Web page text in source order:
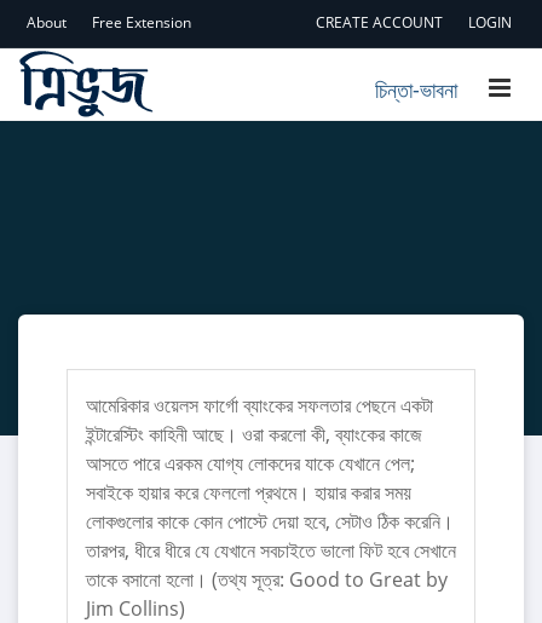
CREATE ACCOUNT LOGIN
About Free Extension
চিন্তা-ভাবনা
আমেরিকার ওয়েলস ফার্গো ব্যাংকের সফলতার পেছনে একটা
ইন্টারেস্টিং কাহিনী আছে। ওরা করলো কী, ব্যাংকের কাজে
আসতে পারে এরকম যোগ্য লোকদের যাকে যেখানে পেল;
সবাইকে হায়ার করে ফেললো প্রথমে। হায়ার করার সময়
লোকগুলোর কাকে কোন পোস্টে দেয়া হবে, সেটাও ঠিক করেনি।
তারপর, ধীরে ধীরে যে যেখানে সবচাইতে ভালো ফিট হবে সেখানে
তাকে বসানো হলো। (তথ্য সূত্র: Good to Great by
Jim Collins)